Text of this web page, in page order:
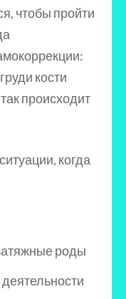
чтобы пройти
кости
происходит
когда
роды